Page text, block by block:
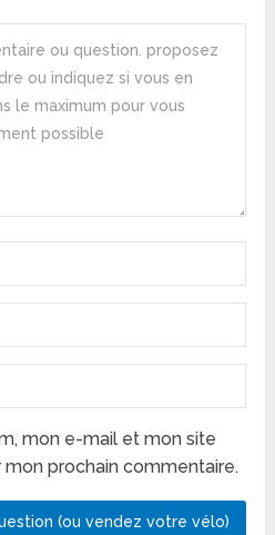
mon e-mail et mon site
prochain commentaire.